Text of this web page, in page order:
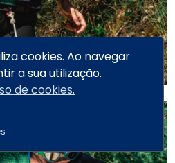
cookies. Ao navegar
a sua utilização.
de cookies.